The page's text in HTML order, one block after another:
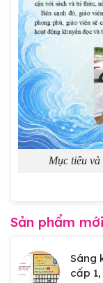
Mục tiêu và
Sản phẩm mới
Sáng
cấp